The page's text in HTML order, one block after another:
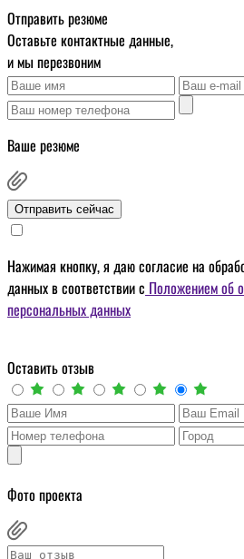
Отправить резюме
Оставьте контактные данные,
и мы перезвоним
Ваше резюме
Отправить сейчас
Нажимая кнопку, я даюсогласие на
данныхв соответствии с Положением об
персональных данных
Оставить отзыв
Фото проекта